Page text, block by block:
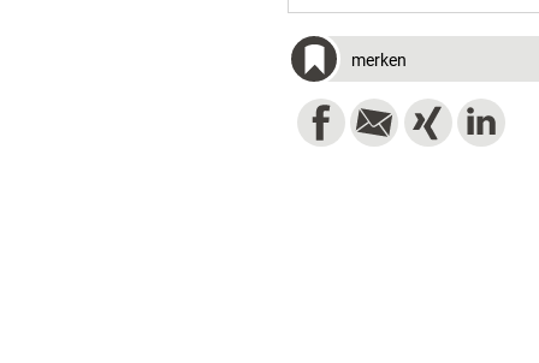
merken